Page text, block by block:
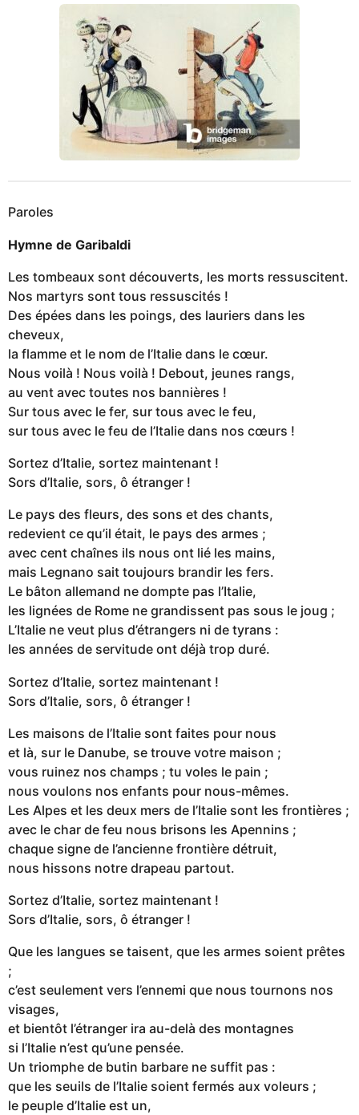
Paroles
Hymne de Garibaldi
Les tombeaux sont découverts, les morts ressuscitent.
Nos martyrs sont tous ressuscités !
Des épées dans les poings, des lauriers dans les
cheveux,
la flamme et le nom de l’Italie dans le cœur.
Nous voilà ! Nous voilà ! Debout, jeunes rangs,
au vent avec toutes nos bannières !
Sur tous avec le fer, sur tous avec le feu,
sur tous avec le feu de l’Italie dans nos cœurs !
Sortez d’Italie, sortez maintenant !
Sors d’Italie, sors, ô étranger !
Le pays des fleurs, des sons et des chants,
redevient ce qu’il était, le pays des armes ;
avec cent chaînes ils nous ont lié les mains,
mais Legnano sait toujours brandir les fers.
Le bâton allemand ne dompte pas l’Italie,
les lignées de Rome ne grandissent pas sous le joug ;
L’Italie ne veut plus d’étrangers ni de tyrans :
les années de servitude ont déjà trop duré.
Sortez d’Italie, sortez maintenant !
Sors d’Italie, sors, ô étranger !
Les maisons de l’Italie sont faites pour nous
et là, sur le Danube, se trouve votre maison ;
vous ruinez nos champs ; tu voles le pain ;
nous voulons nos enfants pour nous-mêmes.
Les Alpes et les deux mers de l’Italie sont les frontières ;
avec le char de feu nous brisons les Apennins ;
chaque signe de l’ancienne frontière détruit,
nous hissons notre drapeau partout.
Sortez d’Italie, sortez maintenant !
Sors d’Italie, sors, ô étranger !
Que les langues se taisent, que les armes soient prêtes
;
c’est seulement vers l’ennemi que nous tournons nos
visages,
et bientôt l’étranger ira au-delà des montagnes
si l’Italie n’est qu’une pensée.
Un triomphe de butin barbare ne suffit pas :
que les seuils de l’Italie soient fermés aux voleurs ;
le peuple d’Italie est un,